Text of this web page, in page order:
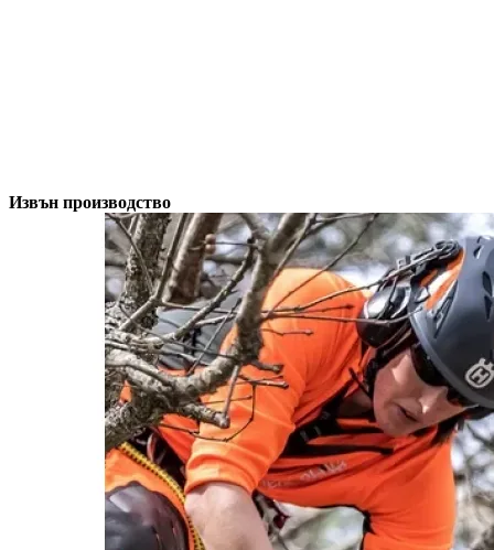
Извън производство